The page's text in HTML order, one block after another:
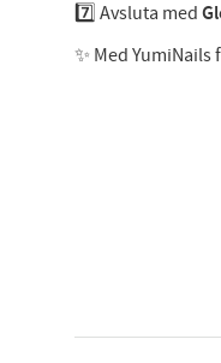
7️⃣ Avsluta med
✨ Med